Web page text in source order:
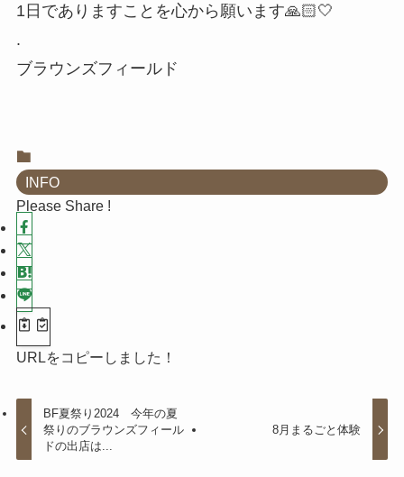
1日でありますことを心から願います🙏🏻🤍
.
ブラウンズフィールド
INFO
Please Share !
URLをコピーしました！
BF夏祭り2024 今年の夏
祭りのブラウンズフィール
ドの出店は...
8月まるごと体験